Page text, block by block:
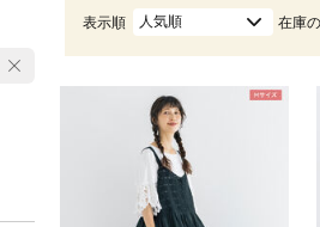
表示順 人気順 在庫